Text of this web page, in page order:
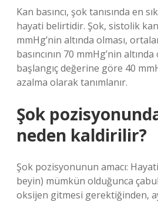
Kan basıncı, şok tanısında en
hayati belirtidir. Şok, sistolik kan
mmHg’nin altında olması,
basıncının 70 mmHg’nin altında
başlangıç ​​değerine göre 40
azalma olarak tanımlanır.
Şok
neden kaldirilir?
Şok pozisyonunun amacı:
beyin) mümkün olduğunca
oksijen gitmesi gerektiğinden,